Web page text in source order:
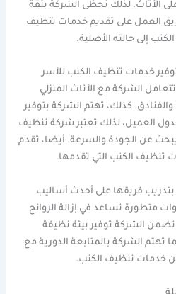
الأثاث، لذلك تحظى الشركة بثقة
العمل على تقديم خدمات تنظيف
إلى حالته الأصلية.
خدمات تنظيف الكنب للأسر
الشركة مع الأثاث المنزلي
كذلك، تهتم الشركة بتوفير
العميل، لذلك تعتبر شركة تنظيف
يبحث عن الجودة والسرعة. أيضا، تقدم
تنظيف الكنب التي تقدمها.
فريقها على أحدث أساليب
متطورة تساعد في إزالة الروائح
تضمن الشركة توفير بيئة نظيفة
تهتم الشركة بالمتابعة الدورية مع
خدمات تنظيف الكنب.